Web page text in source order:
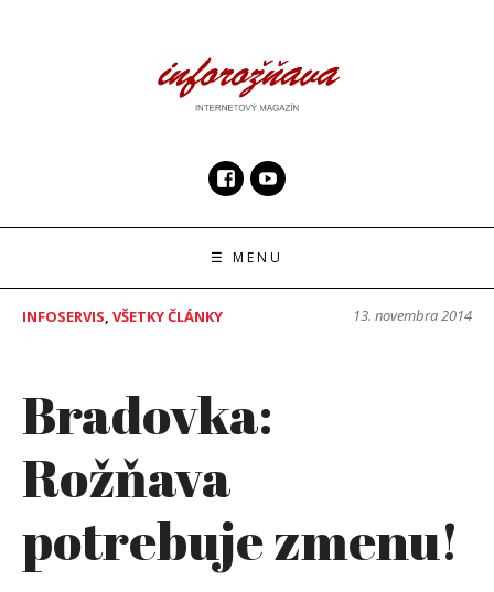
☰ MENU
INFOSERVIS, VŠETKY ČLÁNKY 13. novembra 2014
Bradovka:
Rožňava
potrebuje zmenu!